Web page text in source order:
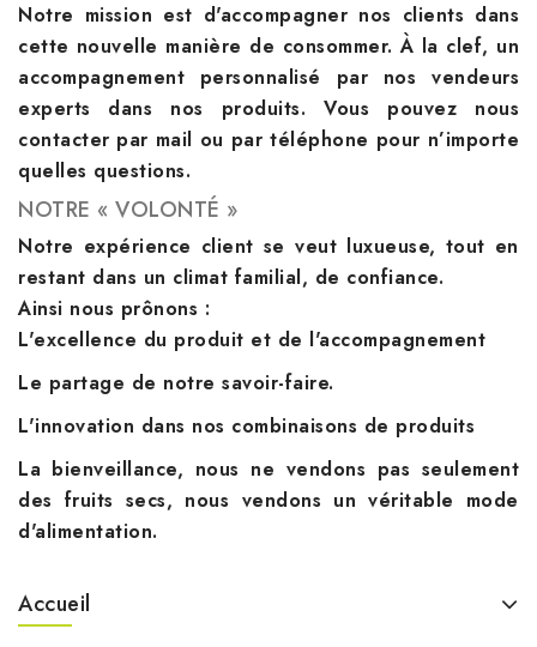
Notre mission est d'accompagner nos clients dans
cette nouvelle manière de consommer. À la clef, un
accompagnement personnalisé par nos vendeurs
experts dans nos produits. Vous pouvez nous
contacter par mail ou par téléphone pour n’importe
quelles questions.
NOTRE « VOLONTÉ »
Notre expérience client se veut luxueuse, tout en
restant dans un climat familial, de confiance.
Ainsi nous prônons :
L'excellence du produit et de l'accompagnement
Le partage de notre savoir-faire.
L'innovation dans nos combinaisons de produits
La bienveillance, nous ne vendons pas seulement
des fruits secs, nous vendons un véritable mode
d'alimentation.
Accueil